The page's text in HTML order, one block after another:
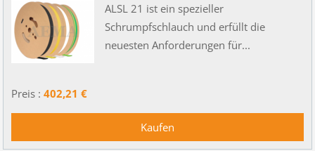
ALSL 21 ist ein spezieller
Schrumpfschlauch und erfüllt die
neuesten Anforderungen für...
Preis : 402,21 €